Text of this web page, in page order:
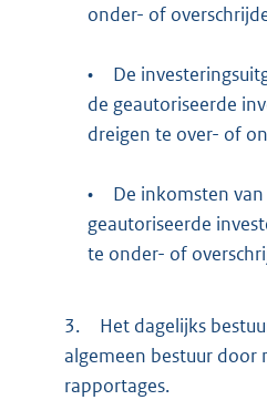
onder- of
•
De
de geautoriseerde
dreigen te over- of
•
De inkomsten
geautoriseerde
te onder- of
3.
Het dagelijks
algemeen bestuur door
rapportages.